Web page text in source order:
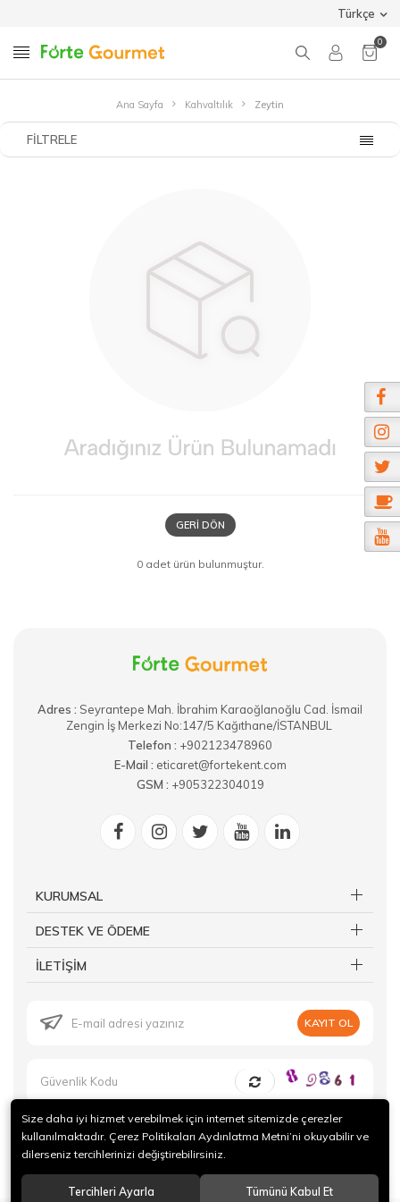
Türkçe
0
Ana Sayfa Kahvaltılık Zeytin
FILTRELE
GERI DÖN
0 adet ürün bulunmuştur.
Adres : ​Seyrantepe Mah. İbrahim Karaoğlanoğlu Cad. İsmail
Zengin İş Merkezi No:147/5 Kağıthane/İSTANBUL
Telefon : +902123478960
E-Mail : eticaret@fortekent.com
GSM : +905322304019
KURUMSAL
DESTEK VE ÖDEME
İLETİŞİM
KAYIT OL
© 2019 Forte Gurme Tüm hakları saklıdır.
Size daha iyi hizmet verebilmek için internet sitemizde çerezler
kullanılmaktadır. Çerez Politikaları Aydınlatma Metni’ni okuyabilir ve
dilerseniz tercihlerinizi değiştirebilirsiniz.
Tercihleri Ayarla Tümünü Kabul Et